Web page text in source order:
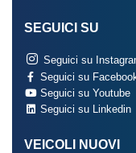
SEGUICI SU
Seguici su
Seguici su
Seguici su Youtube
Seguici su Linkedin
VEICOLI NUOVI